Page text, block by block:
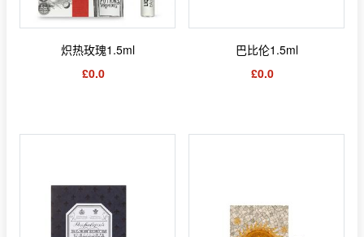
炽热玫瑰1.5ml
£0.0
巴比伦1.5ml
£0.0